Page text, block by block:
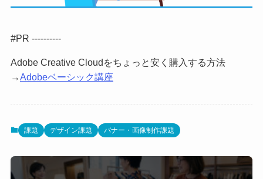
#PR ----------
Adobe Creative Cloudをちょっと安く購入する方法
→Adobeベーシック講座
課題 デザイン課題 バナー・画像制作課題